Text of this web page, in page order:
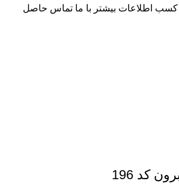
کسب اطلاعات بیشتر با ما تماس حاصل
کد 196